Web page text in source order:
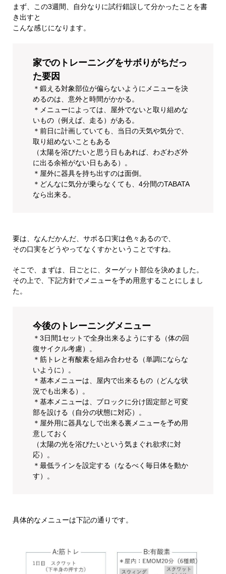
まず、この3週間、自分なりに試行錯誤して分かったことを書
き出すと
こんな感じになります。
家でのトレーニングをサボりがちだっ
た要因
＊鍛える対象部位が偏らないようにメニューを決
めるのは、意外と時間がかかる。
＊メニューによっては、屋外でないと取り組めな
いもの（例えば、走る）がある。
＊前日に計画していても、当日の天気や気分で、
取り組めないこともある
（太陽を浴びたいと思う日もあれば、わざわざ外
に出る余裕がない日もある）。
＊屋外に器具を持ち出すのは面倒。
＊どんなに気分が乗らなくても、4分間のTABATA
なら出来る。
要は、なんだかんだ、サボる口実は色々あるので、
その口実をどうやってなくすかということですね。
そこで、まずは、日ごとに、ターゲット部位を決めました。
その上で、下記方針でメニューを予め用意することにしまし
た。
今後のトレーニングメニュー
＊3日間1セットで全身出来るようにする（体の回
復サイクル考慮）。
＊筋トレと有酸素を組み合わせる（単調にならな
いように）。
＊基本メニューは、屋内で出来るもの（どんな状
況でも出来る）。
＊基本メニューは、ブロックに分け固定部と可変
部を設ける（自分の状態に対応）。
＊屋外用に器具なしで出来る裏メニューを予め用
意しておく
（太陽の光を浴びたいという気まぐれ欲求に対
応）。
＊最低ラインを設定する（なるべく毎日体を動か
す）。
具体的なメニューは下記の通りです。